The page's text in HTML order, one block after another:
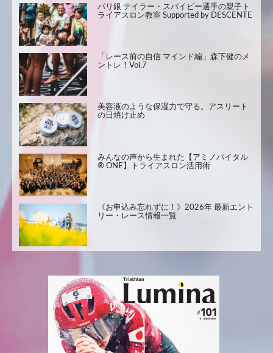
パリ銀 テイラー・スパイビー選手の親子ト
ライアスロン教室 Supported by DESCENTE
「レース前の自信 マインド編」森下健のメ
ントレ！Vol.7
美容液のような保湿力で守る。アスリート
の日焼け止め
みんなの声から生まれた【アミノバイタル
® ONE】トライアスロン活用術
《お申込み忘れずに！》2026年 最新エント
リー・レース情報一覧